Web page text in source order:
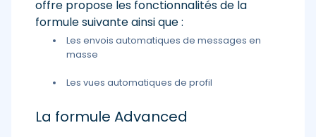
offre propose les fonctionnalités de la
formule suivante ainsi que :
Les envois automatiques de messages en
masse
Les vues automatiques de profil
La formule Advanced